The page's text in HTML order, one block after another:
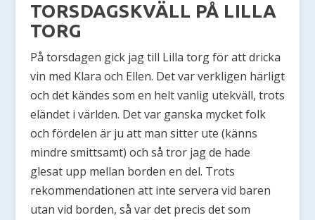
TORSDAGSKVÄLL PÅ LILLA
TORG
På torsdagen gick jag till Lilla torg för att dricka
vin med Klara och Ellen. Det var verkligen härligt
och det kändes som en helt vanlig utekväll, trots
eländet i världen. Det var ganska mycket folk
och fördelen är ju att man sitter ute (känns
mindre smittsamt) och så tror jag de hade
glesat upp mellan borden en del. Trots
rekommendationen att inte servera vid baren
utan vid borden, så var det precis det som